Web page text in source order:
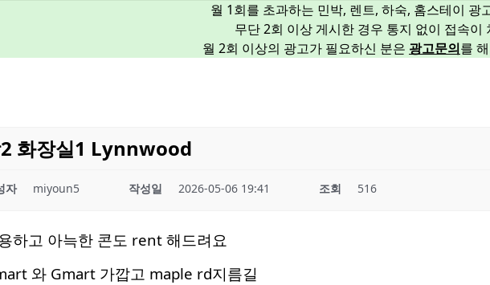
월 1회를 초과하는 민박, 렌트, 하숙, 홈스테이 광
무단 2회 이상 게시한 경우 통지 없이 접속이
월 2회 이상의 광고가 필요하신 분은 광고문의를
화장실1 Lynnwood
자 miyoun5 작성일 2026-05-06 19:41 조회 516
하고 아늑한 콘도 rent 해드려요
와 Gmart 가깝고 maple rd지름길